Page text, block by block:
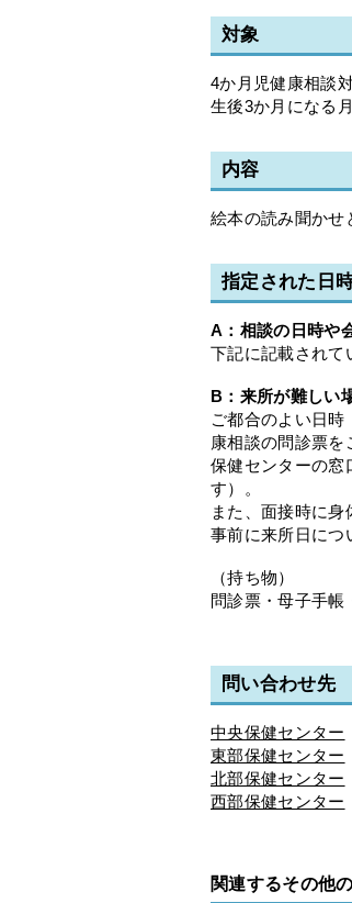
対象
4か月児健康相談
生後3か月になる
内容
絵本の読み聞かせ
指定された日
A：相談の日時や
下記に記載されて
B：来所が難しい
ご都合のよい日
康相談の問診票を
保健センターの窓
す）。
また、面接時に身
事前に来所日につ
（持ち物）
問診票・母子手
問い合わせ先
中央保健センター
東部保健センター
北部保健センター
西部保健センター
関連するその他